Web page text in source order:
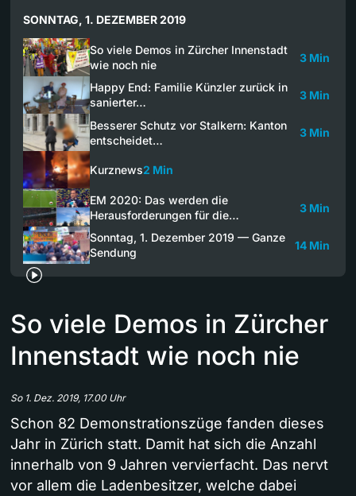
SONNTAG, 1. DEZEMBER 2019
So viele Demos in Zürcher Innenstadt
wie noch nie
3 Min
Happy End: Familie Künzler zurück in
sanierter…
3 Min
Besserer Schutz vor Stalkern: Kanton
entscheidet…
3 Min
Kurznews2 Min
EM 2020: Das werden die
Herausforderungen für die…
3 Min
Sonntag, 1. Dezember 2019 — Ganze
Sendung
14 Min
So viele Demos in Zürcher
Innenstadt wie noch nie
So 1. Dez. 2019, 17.00 Uhr
Schon 82 Demonstrationszüge fanden dieses
Jahr in Zürich statt. Damit hat sich die Anzahl
innerhalb von 9 Jahren vervierfacht. Das nervt
vor allem die Ladenbesitzer, welche dabei